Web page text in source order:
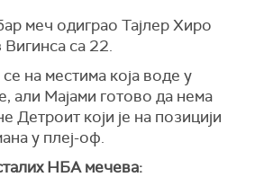
меч одиграо Тајлер Хиро
са 22.
на местима која воде у
али Мајами готово да нема
Детроит који је на позицији
у плеј-оф.
НБА мечева: